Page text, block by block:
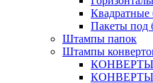
Пакеты под
Штампы папок
Штампы